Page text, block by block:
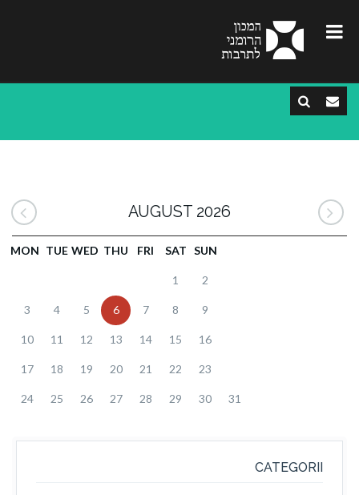
AUGUST 2026
MON TUE WED THU FRI SAT SUN
1 2
3 4 5 6 7 8 9
10 11 12 13 14 15 16
17 18 19 20 21 22 23
24 25 26 27 28 29 30 31
CATEGORII